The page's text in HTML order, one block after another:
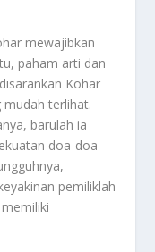
mewajibkan
paham arti dan
Kohar
terlihat.
barulah ia
doa-doa
pemiliklah